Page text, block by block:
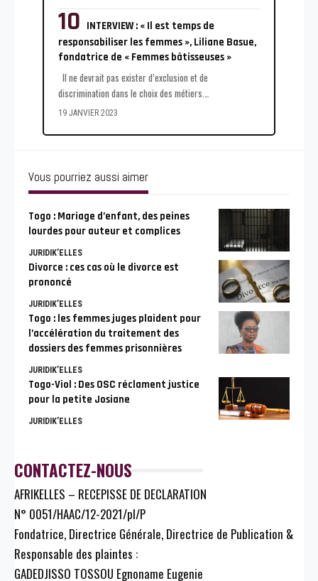
INTERVIEW : « Il est temps de
responsabiliser les femmes », Liliane Basue,
fondatrice de « Femmes bâtisseuses »
Il ne devrait pas exister d’exclusion et de
discrimination dans le choix des métiers.
19 JANVIER 2023
Vous pourriez aussi aimer
Togo : Mariage d’enfant, des peines
lourdes pour auteur et complices
JURIDIK’ELLES
Divorce : ces cas où le divorce est
prononcé
JURIDIK’ELLES
Togo : les femmes juges plaident pour
l’accélération du traitement des
dossiers des femmes prisonnières
JURIDIK’ELLES
Togo-Viol : Des OSC réclament justice
pour la petite Josiane
JURIDIK’ELLES
CONTACTEZ-NOUS
AFRIKELLES – RECEPISSE DE DECLARATION
N° 0051/HAAC/12-2021/pl/P
Fondatrice, Directrice Générale, Directrice de Publication &
Responsable des plaintes :
GADEDJISSO TOSSOU Egnoname Eugenie